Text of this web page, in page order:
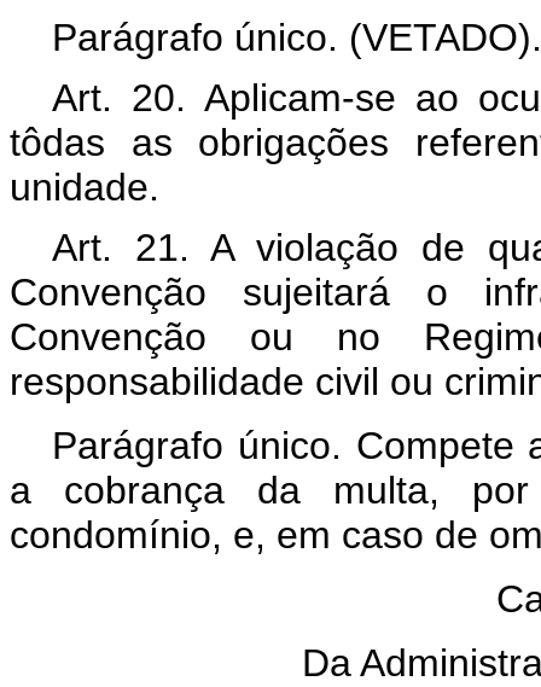
Parágrafo único. (VETADO).
Art. 20. Aplicam-se ao
tôdas as obrigações
unidade.
Art. 21. A violação de
Convenção sujeitará o
Convenção ou no
responsabilidade civil ou
Parágrafo único. Compete
a cobrança da multa,
condomínio, e, em caso de
Da